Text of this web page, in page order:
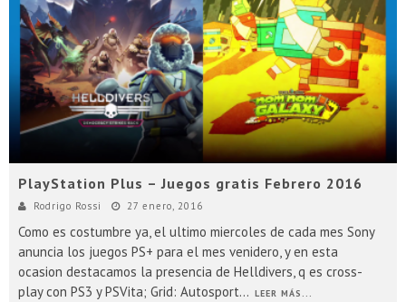
PlayStation Plus – Juegos gratis Febrero 2016
Rodrigo Rossi 27 enero, 2016
Como es costumbre ya, el ultimo miercoles de cada mes Sony
anuncia los juegos PS+ para el mes venidero, y en esta
ocasion destacamos la presencia de Helldivers, q es cross-
play con PS3 y PSVita; Grid: Autosport... LEER MÁS...